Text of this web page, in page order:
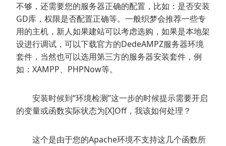
不够，还需要您的服务器正确的配置，比如：是否安装
GD库，权限是否配置正确等。一般织梦会推荐一些专
用的主机，新人如果建站可以考虑选购，如果是本地架
设进行调试，可以下载官方的DedeAMPZ服务器环境
套件，当然也可以选用第三方的服务器安装套件，例
如：XAMPP、PHPNow等。
安装时候到“环境检测”这一步的时候提示需要开启
的变量或函数实际状态为[X]Off，我该如何处理？
这个是由于您的Apache环境不支持这几个函数所